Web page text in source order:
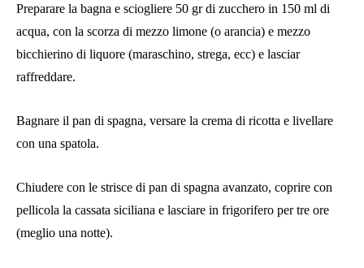
Preparare la bagna e sciogliere 50 gr di zucchero in 150 ml di
acqua, con la scorza di mezzo limone (o arancia) e mezzo
bicchierino di liquore (maraschino, strega, ecc) e lasciar
raffreddare.
Bagnare il pan di spagna, versare la crema di ricotta e livellare
con una spatola.
Chiudere con le strisce di pan di spagna avanzato, coprire con
pellicola la cassata siciliana e lasciare in frigorifero per tre ore
(meglio una notte).